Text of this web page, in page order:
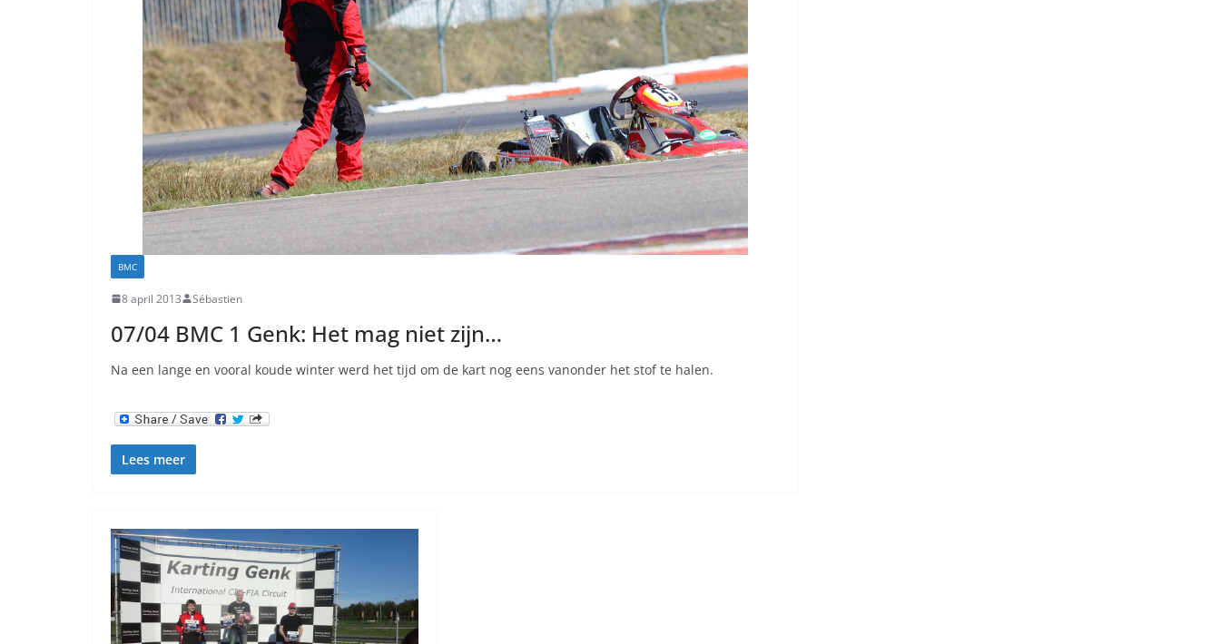
BMC
8 april 2013 Sébastien
07/04 BMC 1 Genk: Het mag niet zijn…
Na een lange en vooral koude winter werd het tijd om de kart nog eens vanonder het stof te halen.
Lees meer